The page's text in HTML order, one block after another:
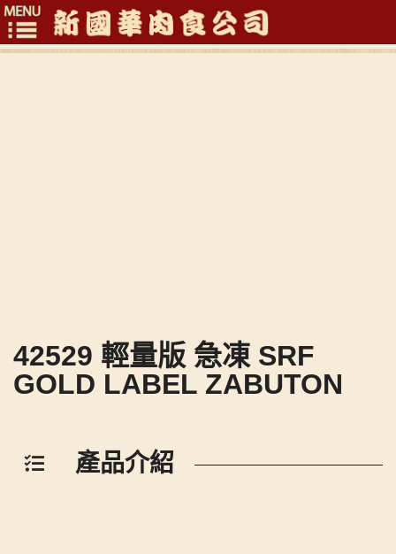
Toggle
42529 輕量版 急凍 SRF
GOLD LABEL ZABUTON
產品介紹